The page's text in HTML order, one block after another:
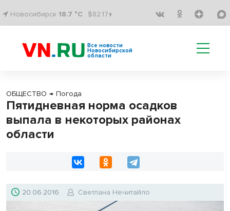
Новосибирск 18.7 °C $82.17↑
Все новости
Новосибирской
области
ОБЩЕСТВО → Погода
Пятидневная норма осадков
выпала в некоторых районах
области
20.06.2016 Светлана Нечитайло